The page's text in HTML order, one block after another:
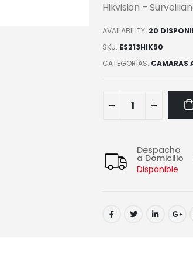
Hikvision –
AVAILABILITY: 20
SKU: ES213HIK50
CATEGORÍAS: CAMARAS
Despacho
a Domicilio
Disponible